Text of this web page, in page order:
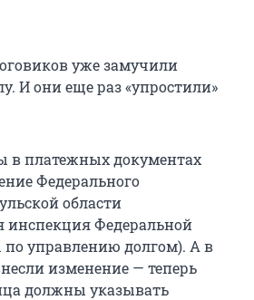
уже замучили
И они еще раз «упростили»
в платежных документах
Федерального
области
инспекция Федеральной
управлению долгом). А в
изменение — теперь
должны указывать